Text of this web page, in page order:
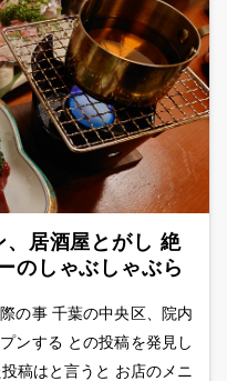
、居酒屋とがし 絶
のしゃぶしゃぶら
の事 千葉の中央区、院内
ンする との投稿を発見し
稿はと言うと お店のメニ